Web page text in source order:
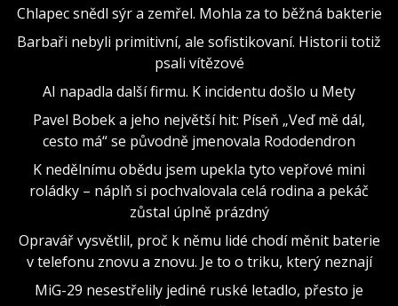
Chlapec snědl sýr a zemřel. Mohla za to běžná bakterie
Barbaři nebyli primitivní, ale sofistikovaní. Historii totiž
psali vítězové
AI napadla další firmu. K incidentu došlo u Mety
Pavel Bobek a jeho největší hit: Píseň „Veď mě dál,
cesto má“ se původně jmenovala Rododendron
K nedělnímu obědu jsem upekla tyto vepřové mini
roládky – náplň si pochvalovala celá rodina a pekáč
zůstal úplně prázdný
Opravář vysvětlil, proč k němu lidé chodí měnit baterie
v telefonu znovu a znovu. Je to o triku, který neznají
MiG-29 nesestřelily jediné ruské letadlo, přesto je